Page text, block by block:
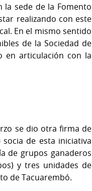
la sede de la Fomento
realizando con este
En el mismo sentido
de la Sociedad de
en articulación con la
se dio otra firma de
de esta iniciativa
de grupos ganaderos
y tres unidades de
de Tacuarembó.